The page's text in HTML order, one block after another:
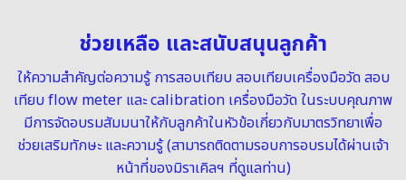
ช่วยเหลือ และสนับสนุนลูกค้า
ให้ความสำคัญต่อความรู้การสอบเทียบ สอบเทียบเครื่องมือวัด สอบ
เทียบ flow meter และcalibration เครื่องมือวัด ในระบบคุณภาพ
มีการจัดอบรมสัมมนาให้กับลูกค้าในหัวข้อเกี่ยวกับมาตรวิทยาเพื่อ
ช่วยเสริมทักษะ และความรู้ (สามารถติดตามรอบการอบรมได้ผ่านเจ้า
หน้าที่ของมิราเคิลฯ ที่ดูแลท่าน)